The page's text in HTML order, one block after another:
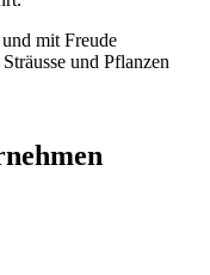
mit Freude
und Pflanzen